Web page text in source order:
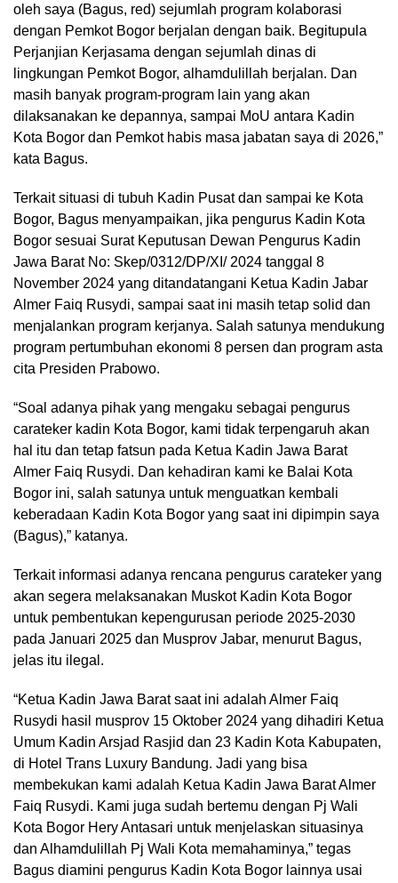
oleh saya (Bagus, red) sejumlah program kolaborasi
dengan Pemkot Bogor berjalan dengan baik. Begitupula
Perjanjian Kerjasama dengan sejumlah dinas di
lingkungan Pemkot Bogor, alhamdulillah berjalan. Dan
masih banyak program-program lain yang akan
dilaksanakan ke depannya, sampai MoU antara Kadin
Kota Bogor dan Pemkot habis masa jabatan saya di 2026,”
kata Bagus.
Terkait situasi di tubuh Kadin Pusat dan sampai ke Kota
Bogor, Bagus menyampaikan, jika pengurus Kadin Kota
Bogor sesuai Surat Keputusan Dewan Pengurus Kadin
Jawa Barat No: Skep/0312/DP/XI/ 2024 tanggal 8
November 2024 yang ditandatangani Ketua Kadin Jabar
Almer Faiq Rusydi, sampai saat ini masih tetap solid dan
menjalankan program kerjanya. Salah satunya mendukung
program pertumbuhan ekonomi 8 persen dan program asta
cita Presiden Prabowo.
“Soal adanya pihak yang mengaku sebagai pengurus
carateker kadin Kota Bogor, kami tidak terpengaruh akan
hal itu dan tetap fatsun pada Ketua Kadin Jawa Barat
Almer Faiq Rusydi. Dan kehadiran kami ke Balai Kota
Bogor ini, salah satunya untuk menguatkan kembali
keberadaan Kadin Kota Bogor yang saat ini dipimpin saya
(Bagus),” katanya.
Terkait informasi adanya rencana pengurus carateker yang
akan segera melaksanakan Muskot Kadin Kota Bogor
untuk pembentukan kepengurusan periode 2025-2030
pada Januari 2025 dan Musprov Jabar, menurut Bagus,
jelas itu ilegal.
“Ketua Kadin Jawa Barat saat ini adalah Almer Faiq
Rusydi hasil musprov 15 Oktober 2024 yang dihadiri Ketua
Umum Kadin Arsjad Rasjid dan 23 Kadin Kota Kabupaten,
di Hotel Trans Luxury Bandung. Jadi yang bisa
membekukan kami adalah Ketua Kadin Jawa Barat Almer
Faiq Rusydi. Kami juga sudah bertemu dengan Pj Wali
Kota Bogor Hery Antasari untuk menjelaskan situasinya
dan Alhamdulillah Pj Wali Kota memahaminya,” tegas
Bagus diamini pengurus Kadin Kota Bogor lainnya usai